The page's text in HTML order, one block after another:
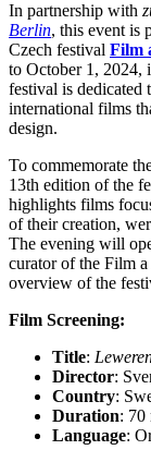
In partnership with
Berlin, this event is
Czech festival Film
to October 1, 2024,
festival is dedicated
international films
design.
To commemorate
13th edition of the
highlights films
of their creation,
The evening will
curator of the Film
overview of the
Film Screening:
Title:
Director:
Country:
Duration: 70
Language: